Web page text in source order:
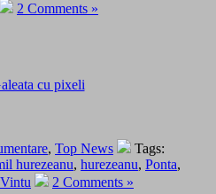
2 Comments »
cu pixeli
, Top News
Tags:
hurezeanu, hurezeanu, Ponta,
2 Comments »